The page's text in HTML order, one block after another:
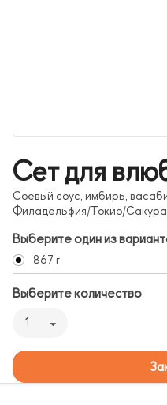
Сет для
Соевый соус, имбирь,
Филадельфия/Токио/Сакура
Выберите один из
867 г
Выберите количество
1